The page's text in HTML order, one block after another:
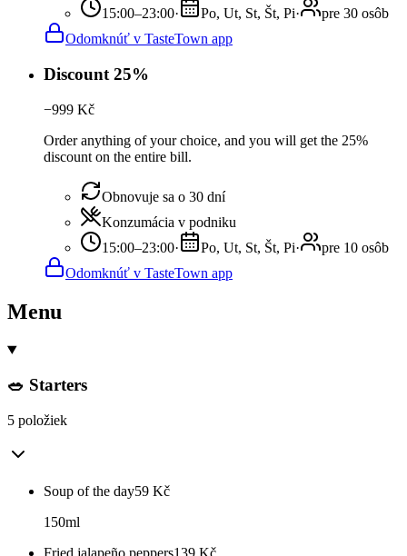
15:00–23:00· Po, Ut, St, Št, Pi·
pre 30 osôb
Odomknúť v TasteTown app
Discount 25%
−999 Kč
Order anything of your choice, and you will get the 25%
discount on the entire bill.
Obnovuje sa o 30 dní
Konzumácia v podniku
15:00–23:00· Po, Ut, St, Št, Pi·
pre 10 osôb
Odomknúť v TasteTown app
Menu
🥗 Starters
5 položiek
Soup of the day59 Kč
150ml
Fried jalapeño peppers139 Kč